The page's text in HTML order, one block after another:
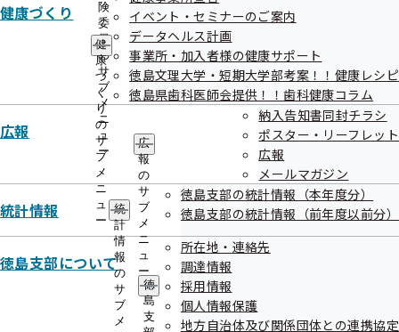
メ
ュ
ー
ニ
ュ
ー
険
委
員
の
サ
ブ
メ
ニ
ュ
ー
健康づくり
健
康
づ
く
り
の
サ
ブ
メ
ニ
ュ
ー
イベント・セミナーのご案内
データヘルス計画
事業所・加入者様の健康サポート
徳島文理大学・短期大学部考案！！健康レシピ
徳島県歯科医師会提供！！歯科健康コラム
広報
広
報
の
サ
ブ
メ
ニ
ュ
ー
納入告知書同封チラシ
ポスター・リーフレット
広報
メールマガジン
統計情報
統
計
情
報
の
サ
ブ
メ
徳島支部の統計情報（本年度分）
徳島支部の統計情報（前年度以前分）
徳島支部について
徳
島
支
所在地・連絡先
調達情報
採用情報
個人情報保護
地方自治体及び関係団体との連携協定
第1回全国健康保険協会徳島支部評議会議事次第
令和６年度全国健康保険協会の決算見込み（医療分）に
ついて 資料1-1
令和６年度全国健康保険協会の決算見込み（医療分）に
ついて 資料1-2
令和６年度全国健康保険協会の決算見込み（医療分）に
ついて 資料1-3
令和６年度全国健康保険協会の決算見込み（医療分）に
ついて 資料1-4
令和６年度全国健康保険協会の決算見込み（医療分）に